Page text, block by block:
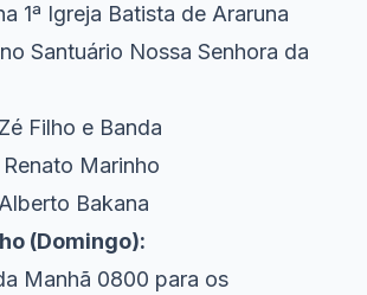
1ª Igreja Batista de Araruna
Santuário Nossa Senhora da
Filho e Banda
Marinho
Bakana
(Domingo):
Manhã 0800 para os